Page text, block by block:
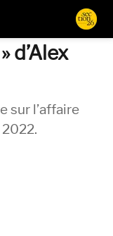
d’Alex
sur l’affaire